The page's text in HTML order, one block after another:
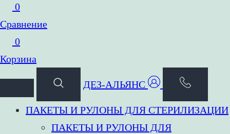
0
Сравнение
0
Корзина
ДЕЗ-АЛЬЯНС
ПАКЕТЫ И РУЛОНЫ ДЛЯ СТЕРИЛИЗАЦИИ
ПАКЕТЫ И РУЛОНЫ ДЛЯ